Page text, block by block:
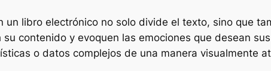
un libro electrónico no solo divide el texto, sino que
contenido y evoquen las emociones que desean
o datos complejos de una manera visualmente